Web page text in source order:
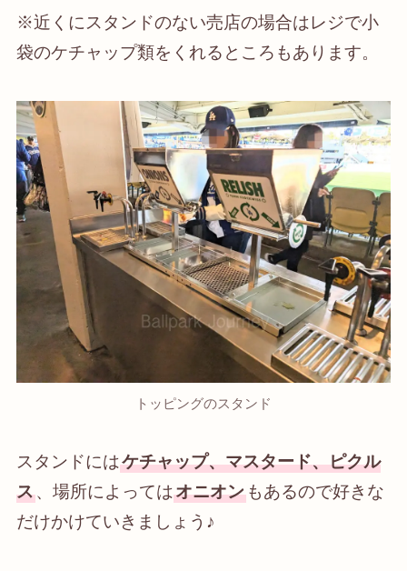
※近くにスタンドのない売店の場合はレジで小
袋のケチャップ類をくれるところもあります。
トッピングのスタンド
スタンドにはケチャップ、マスタード、ピクル
ス、場所によってはオニオンもあるので好きな
だけかけていきましょう♪